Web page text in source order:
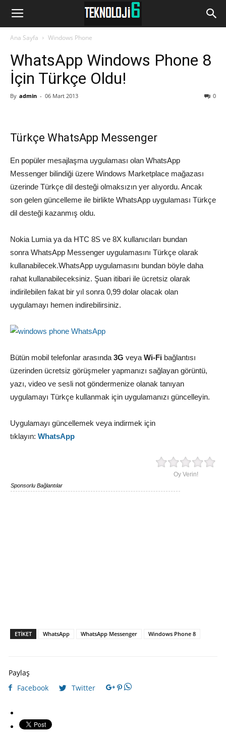
www.Teknoloji6.com
Ana Sayfa Windows Phone
WhatsApp Windows Phone 8
İçin Türkçe Oldu!
By admin - 06 Mart 2013 0
Türkçe WhatsApp Messenger
En popüler mesajlaşma uygulaması olan WhatsApp
Messenger bilindiği üzere Windows Marketplace mağazası
üzerinde Türkçe dil desteği olmaksızın yer alıyordu. Ancak
son gelen güncelleme ile birlikte WhatsApp uygulaması Türkçe
dil desteği kazanmış oldu.
Nokia Lumia ya da HTC 8S ve 8X kullanıcıları bundan
sonra WhatsApp Messenger uygulamasını Türkçe olarak
kullanabilecek.WhatsApp uygulamasını bundan böyle daha
rahat kullanabileceksiniz. Şuan itibari ile ücretsiz olarak
indirilebilen fakat bir yıl sonra 0,99 dolar olacak olan
uygulamayı hemen indirebilirsiniz.
Bütün mobil telefonlar arasında 3G veya Wi-Fi bağlantısı
üzerinden ücretsiz görüşmeler yapmanızı sağlayan görüntü,
yazı, video ve sesli not göndermenize olanak tanıyan
uygulamayı Türkçe kullanmak için uygulamanızı güncelleyin.
Uygulamayı güncellemek veya indirmek için
tıklayın: WhatsApp
Oy Verin!
Sponsorlu Bağlantılar
ETIKET WhatsApp WhatsApp Messenger Windows Phone 8
Paylaş
Facebook
Twitter